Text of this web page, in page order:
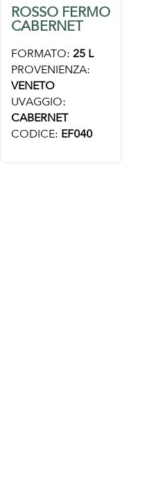
ROSSO FERMO
CABERNET
FORMATO: 25 L
PROVENIENZA:
VENETO
UVAGGIO:
CABERNET
CODICE: EF040